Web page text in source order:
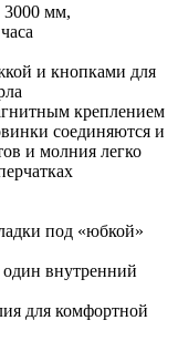
3000 мм,
и кнопками для
креплением
соединяются и
и молния легко
под «юбкой»
внутренний
для комфортной